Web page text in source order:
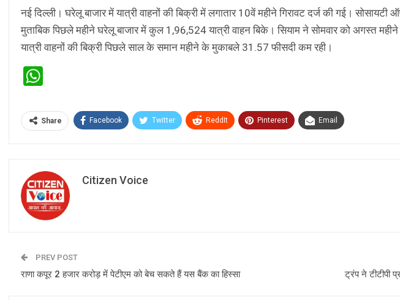
नई दिल्‍ली। घरेलू बाजार में यात्री वाहनों की बिक्री में लगातार 10वें महीने गिरावट दर्ज की गई।
मुताबिक पिछले महीने घरेलू बाजार में कुल 1,96,524 यात्री वाहन बिके। सियाम ने सोमवार को अगस्‍त
यात्री वाहनों की बिक्री पिछले साल के समान महीने के मुकाबले 31.57 फीसदी कम रही।
Share Facebook Twitter ReddIt Pinterest Email
Citizen Voice
PREV POST
राणा कपूर 2 हजार करोड़ में पेटीएम को बेच सकते हैं यस बैंक का हिस्‍सा ट्रंप ने टीटीपी